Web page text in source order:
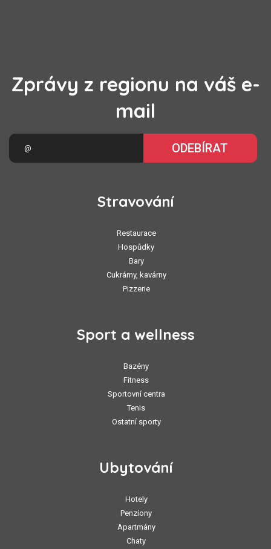
Zprávy z regionu na váš e-
mail
ODEBÍRAT
Stravování
Restaurace
Hospůdky
Bary
Cukrárny, kavárny
Pizzerie
Sport a wellness
Bazény
Fitness
Sportovní centra
Tenis
Ostatní sporty
Ubytování
Hotely
Penziony
Apartmány
Chaty